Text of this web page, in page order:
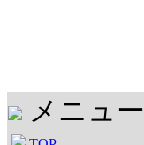
メニュー